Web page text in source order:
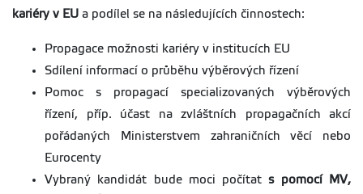
kariéry v EU a podílel se na následujících činnostech:
Propagace možnosti kariéry v institucích EU
Sdílení informací o průběhu výběrových řízení
Pomoc s propagací specializovaných výběrových
řízení, příp. účast na zvláštních propagačních akcí
pořádaných Ministerstvem zahraničních věcí nebo
Eurocenty
Vybraný kandidát bude moci počítat s pomocí MV,